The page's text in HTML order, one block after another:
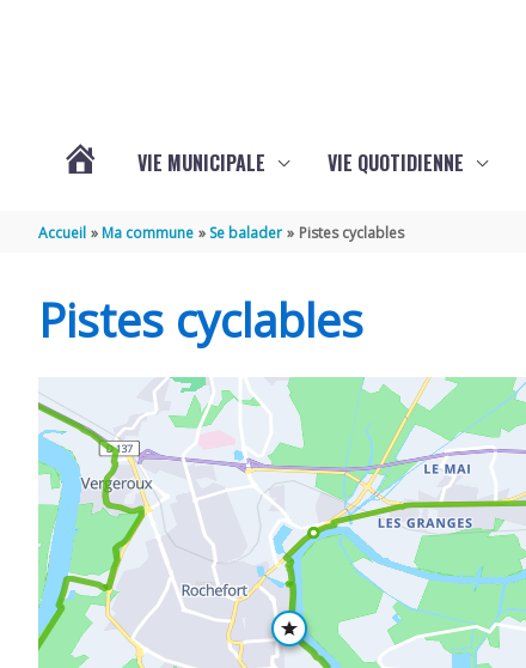
SAINT-
HIPPOLYTE
(17430)
VIE MUNICIPALE VIE QUOTIDIENNE
Accueil Ma commune Se balader Pistes cyclables
Pistes cyclables